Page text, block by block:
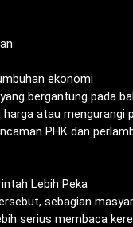
ekonomi
bergantung pada
atau mengurangi
PHK dan
Lebih Peka
sebagian
serius membaca